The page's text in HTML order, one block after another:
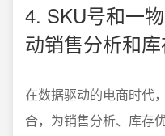
4. SKU号和一
动销售分析和库
在数据驱动的电商时代
合，为销售分析、库存